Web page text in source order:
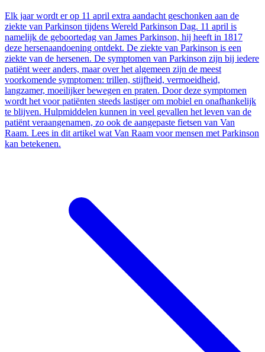
Elk jaar wordt er op 11 april extra aandacht geschonken aan de
ziekte van Parkinson tijdens Wereld Parkinson Dag. 11 april is
namelijk de geboortedag van James Parkinson, hij heeft in 1817
deze hersenaandoening ontdekt. De ziekte van Parkinson is een
ziekte van de hersenen. De symptomen van Parkinson zijn bij iedere
patiënt weer anders, maar over het algemeen zijn de meest
voorkomende symptomen: trillen, stijfheid, vermoeidheid,
langzamer, moeilijker bewegen en praten. Door deze symptomen
wordt het voor patiënten steeds lastiger om mobiel en onafhankelijk
te blijven. Hulpmiddelen kunnen in veel gevallen het leven van de
patiënt veraangenamen, zo ook de aangepaste fietsen van Van
Raam. Lees in dit artikel wat Van Raam voor mensen met Parkinson
kan betekenen.